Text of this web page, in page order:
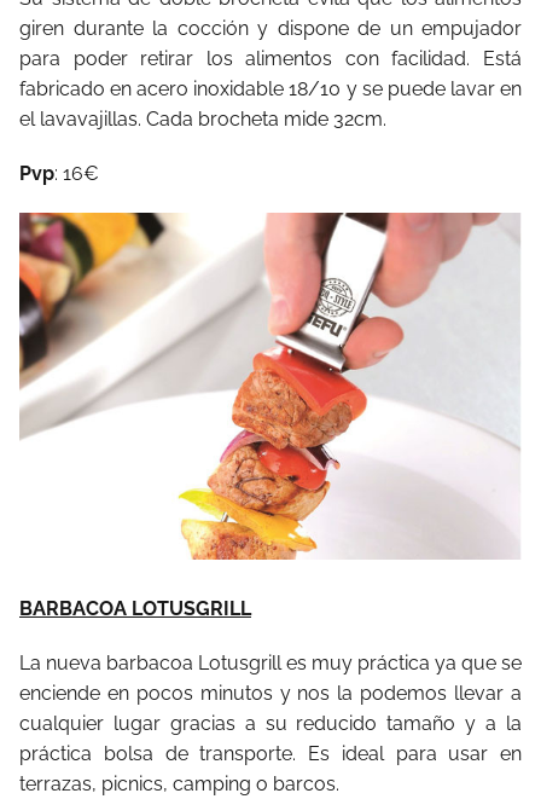
giren durante la cocción y dispone de un empujador
para poder retirar los alimentos con facilidad. Está
fabricado en acero inoxidable 18/10 y se puede lavar en
el lavavajillas. Cada brocheta mide 32cm.
Pvp: 16€
BARBACOA LOTUSGRILL
La nueva barbacoa Lotusgrill es muy práctica ya que se
enciende en pocos minutos y nos la podemos llevar a
cualquier lugar gracias a su reducido tamaño y a la
práctica bolsa de transporte. Es ideal para usar en
terrazas, picnics, camping o barcos.